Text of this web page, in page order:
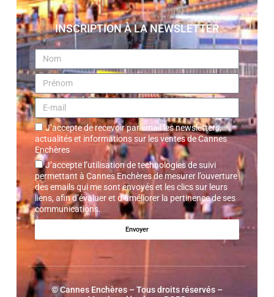
INSCRIPTION À LA NEWSLETTER
J’accepte de recevoir par email les newsletters,
actualités et informations sur les ventes de Cannes
Enchères
J’accepte l’utilisation de technologies de suivi
permettant à Cannes Enchères de mesurer l’ouverture
des emails qui me sont envoyés et les clics sur leurs
liens, afin d’évaluer et d’améliorer la pertinence de ses
communications.
Envoyer
©Cannes Enchères– Tous droits réservés –